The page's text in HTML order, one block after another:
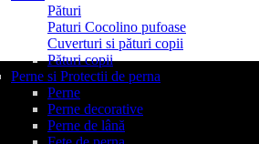
Pături
Paturi Cocolino pufoase
Cuverturi si pături copii
Pături copii
Perne si Protectii de perna
Perne
Perne decorative
Perne de lână